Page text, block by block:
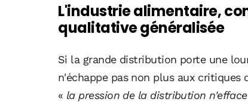
L'industrie alimentaire,
qualitative généralisée
Si la grande distribution porte une
n'échappe pas non plus aux critiques
« la pression de la distribution